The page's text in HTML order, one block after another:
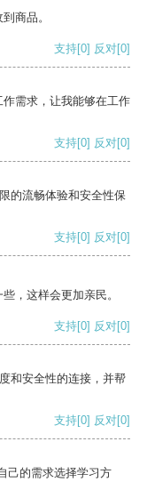
商品。
支持[0] 反对[0]
需求，让我能够在工作
支持[0] 反对[0]
的流畅体验和安全性保
支持[0] 反对[0]
，这样会更加亲民。
支持[0] 反对[0]
和安全性的连接，并帮
支持[0] 反对[0]
己的需求选择学习方